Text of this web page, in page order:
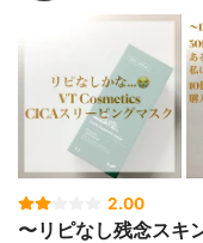
2.00
〜リピなし残念スキ